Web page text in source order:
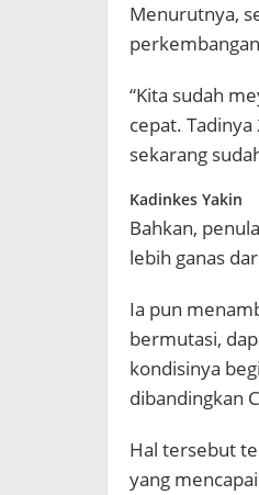
Menurutnya,
“Kita sudah
cepat.
sekarang
Kadinkes Yakin
Bahkan,
lebih ganas
Ia pun
bermutasi,
kondisinya
dibandingkan
Hal tersebut
yang